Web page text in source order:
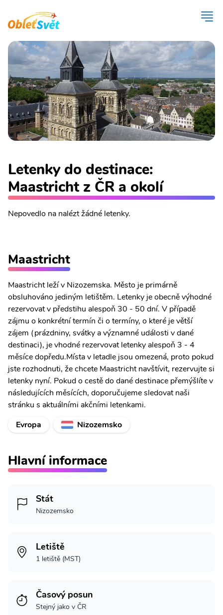
Letenky do destinace:
Maastricht z ČR a okolí
Nepovedlo na nalézt žádné letenky.
Maastricht
Maastricht leží v Nizozemska. Město je primárně
obsluhováno jediným letištěm. Letenky je obecně výhodné
rezervovat v předstihu alespoň 30 - 50 dní. V případě
zájmu o konkrétní termín či o termíny, o které je větší
zájem (prázdniny, svátky a významné události v dané
destinaci), je vhodné rezervovat letenky alespoň 3 - 4
měsíce dopředu.Místa v letadle jsou omezená, proto pokud
jste rozhodnuti, že chcete Maastricht navštívit, rezervujte si
letenky nyní. Pokud o cestě do dané destinace přemýšlíte v
následujících měsících, doporučujeme sledovat naši
stránku s aktuálními akčními letenkami.
Evropa
Nizozemsko
Hlavní informace
Stát
Nizozemsko
Letiště
1 letiště (MST)
Časový posun
Stejný jako v ČR